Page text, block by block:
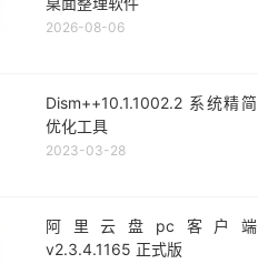
2026-08-06
Dism++10.1.1002.2 系统精简
优化工具
2023-03-28
阿里云盘pc客户端
v2.3.4.1165 正式版